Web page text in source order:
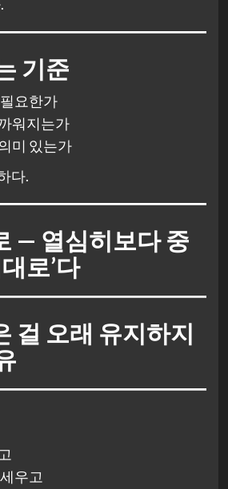
기준
요한가
워지는가
미 있는가
다.
— 열심히보다 중
로’다
걸 오래 유지하지
우고